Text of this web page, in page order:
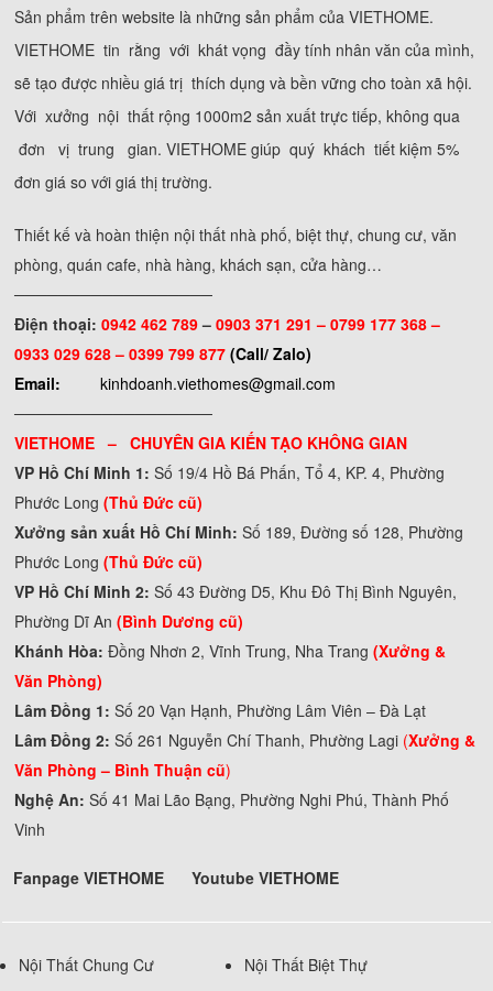
Sản phẩm trên website là những sản phẩm của VIETHOME.
VIETHOME tin rằng với khát vọng đầy tính nhân văn của mình,
sẽ tạo được nhiều giá trị thích dụng và bền vững cho toàn xã hội.
Với xưởng nội thất rộng 1000m2 sản xuất trực tiếp, không qua
đơn vị trung gian. VIETHOME giúp quý khách tiết kiệm 5%
đơn giá so với giá thị trường.
Thiết kế và hoàn thiện nội thất nhà phố, biệt thự, chung cư, văn
phòng, quán cafe, nhà hàng, khách sạn, cửa hàng…
──────────────────
Điện thoại:0942 462 789–0903 371 291 –0799 177 368 –
0933 029 628 – 0399 799 877(Call/ Zalo)
Email:
kinhdoanh.viethomes@gmail.com
──────────────────
VIETHOME – CHUYÊN GIA KIẾN TẠO KHÔNG GIAN
VP Hồ Chí Minh 1: Số 19/4 Hồ Bá Phấn, Tổ 4, KP. 4, Phường
Phước Long(Thủ Đức cũ)
Xưởng sản xuất Hồ Chí Minh: Số 189, Đường số 128, Phường
Phước Long(Thủ Đức cũ)
VP Hồ Chí Minh 2: Số 43 Đường D5, Khu Đô Thị Bình Nguyên,
Phường Dĩ An (Bình Dương cũ)
Khánh Hòa:Đồng Nhơn 2, Vĩnh Trung, Nha Trang (Xưởng &
Văn Phòng)
Lâm Đồng 1:Số 20 Vạn Hạnh, Phường Lâm Viên – Đà Lạt
Lâm Đồng 2:Số 261 Nguyễn Chí Thanh, Phường Lagi (Xưởng &
Văn Phòng – Bình Thuận cũ)
Nghệ An: Số 41 Mai Lão Bạng, Phường Nghi Phú, Thành Phố
Vinh
Fanpage VIETHOME Youtube VIETHOME
Nội Thất Chung Cư Nội Thất Biệt Thự